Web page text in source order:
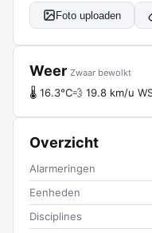
Foto uploaden
Weer Zwaar bewolkt
🌡 16.3°C💨 19.8 km/u
Overzicht
Alarmeringen
Eenheden
Disciplines